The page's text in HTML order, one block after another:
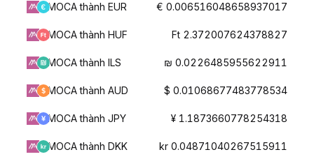
MOCA thành EUR € 0.006516048658937017
MOCA thành HUF Ft 2.372007624378827
MOCA thành ILS ₪ 0.0226485955622911
MOCA thành AUD $ 0.01068677483778534
MOCA thành JPY ¥ 1.1873660778254318
MOCA thành DKK kr 0.04871040267515911